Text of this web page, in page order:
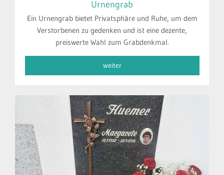
Urnengrab
Ein Urnengrab bietet Privatsphäre und Ruhe, um dem
Verstorbenen zu gedenken und ist eine dezente,
preiswerte Wahl zum Grabdenkmal.
weiter